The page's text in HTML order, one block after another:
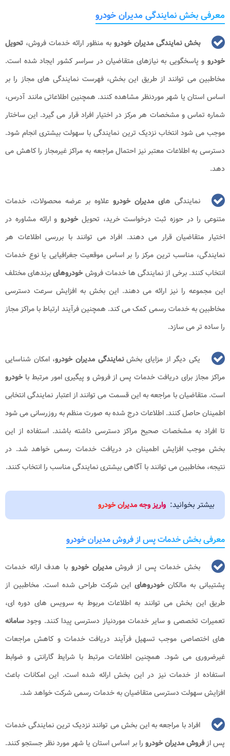
معرفی بخش نمایندگی مدیران خودرو
بخش نمایندگی مدیران خودرو به منظور ارائه خدمات فروش، تحویل
خودرو و پاسخگویی به نیازهای متقاضیان در سراسر کشور ایجاد شده است.
مخاطبین می توانند از طریق این بخش، فهرست نمایندگی های مجاز را بر
اساس استان یا شهر موردنظر مشاهده کنند. همچنین اطلاعاتی مانند آدرس،
شماره تماس و مشخصات هر مرکز در اختیار افراد قرار می گیرد. این ساختار
موجب می شود انتخاب نزدیک ترین نمایندگی با سهولت بیشتری انجام شود.
دسترسی به اطلاعات معتبر نیز احتمال مراجعه به مراکز غیرمجاز را کاهش می
دهد.
نمایندگی های مدیران خودرو علاوه بر عرضه محصولات، خدمات
متنوعی را در حوزه ثبت درخواست خرید، تحویلخودرو و ارائه مشاوره در
اختیار متقاضیان قرار می دهند. افراد می توانند با بررسی اطلاعات هر
نمایندگی، مناسب ترین مرکز را بر اساس موقعیت جغرافیایی یا نوع خدمات
انتخاب کنند. برخی از نمایندگی ها خدمات فروشخودروهایبرندهای مختلف
این مجموعه را نیز ارائه می دهند. این بخش به افزایش سرعت دسترسی
مخاطبین به خدمات رسمی کمک می کند. همچنین فرآیند ارتباط با مراکز مجاز
را ساده تر می سازد.
یکی دیگر از مزایای بخشنمایندگی مدیران خودرو، امکان شناسایی
مراکز مجاز برای دریافت خدمات پس از فروش و پیگیری امور مرتبط باخودرو
است. متقاضیان با مراجعه به این قسمت می توانند از اعتبار نمایندگی انتخابی
اطمینان حاصل کنند. اطلاعات درج شده به صورت منظم به روزرسانی می شود
تا افراد به مشخصات صحیح مراکز دسترسی داشته باشند. استفاده از این
بخش موجب افزایش اطمینان در دریافت خدمات رسمی خواهد شد. در
نتیجه، مخاطبین می توانند با آگاهی بیشتری نمایندگی مناسب را انتخاب کنند.
بیشتر بخوانید: واریز وجه مدیران خودرو
معرفی بخش خدمات پس از فروش مدیران خودرو
بخش خدمات پس از فروشمدیران خودرو با هدف ارائه خدمات
پشتیبانی به مالکانخودروهای این شرکت طراحی شده است. مخاطبین از
طریق این بخش می توانند به اطلاعات مربوط به سرویس های دوره ای،
تعمیرات تخصصی و سایر خدمات موردنیاز دسترسی پیدا کنند. وجود سامانه
های اختصاصی موجب تسهیل فرآیند دریافت خدمات و کاهش مراجعات
غیرضروری می شود. همچنین اطلاعات مرتبط با شرایط گارانتی و ضوابط
استفاده از خدمات نیز در این بخش ارائه شده است. این امکانات باعث
افزایش سهولت دسترسی متقاضیان به خدمات رسمی شرکت خواهد شد.
افراد با مراجعه به این بخش می توانند نزدیک ترین نمایندگی خدمات
پس ازفروش مدیران خودرو را بر اساس استان یا شهر مورد نظر جستجو کنند.